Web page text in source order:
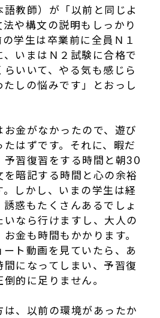
教師）が「以前と同じよ
や構文の説明もしっかり
学生は卒業前に全員Ｎ１
いまはＮ２試験に合格で
いいて、やる気も感じら
しの悩みです」とおっし
金がなかったので、遊び
はずです。それに、暇だ
予習復習をする時間と朝30
暗記する時間と心の余裕
しかし、いまの学生は経
惑もたくさんあるでしょ
いなら行けますし、大人の
金も時間もかかります。
ト動画を見ていたら、あ
になってしまい、予習復
的に足りません。
、以前の環境があったか